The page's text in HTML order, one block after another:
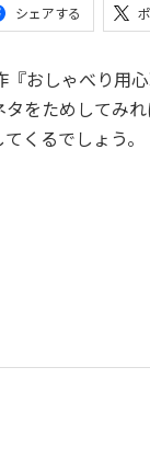
シェアする
おしゃべり用
をためしてみ
くるでしょう。